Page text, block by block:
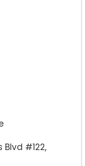
Blvd #122,